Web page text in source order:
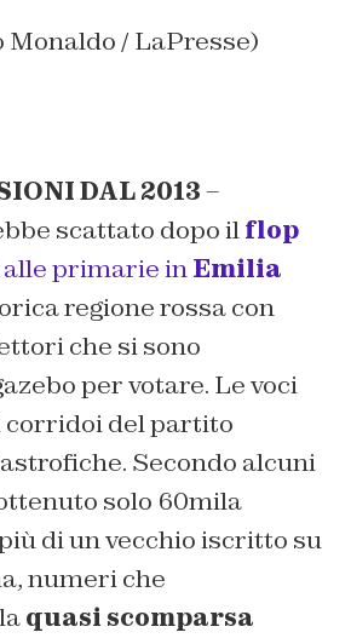
Monaldo / LaPresse)
DAL 2013–
scattato dopo ilflop
alle primarie inEmilia
regione rossa con
che si sono
per votare. Le voci
corridoi del partito
Secondo alcuni
solo 60mila
di un vecchio iscritto su
numeri che
quasi scomparsa